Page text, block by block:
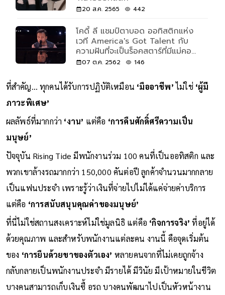
20 ส.ค. 2565 442
โคดี้ ลี แชมป์ตาบอด ออทิสติกแห่ง
เวที America's Got Talent กับ
ความฝันที่จะเป็นร็อคสตาร์ที่มีแม่คอย
ผลักดันให้สำเร็จ
07 ต.ค. 2562 146
ที่สำคัญ… ทุกคนได้รับการปฏิบัติเหมือน ‘มืออาชีพ’ไม่ใช่ ‘ผู้มี
ภาวะพิเศษ’
ผลลัพธ์ที่มากกว่า ‘งาน’ แต่คือ ‘การคืนศักดิ์ศรีความเป็น
มนุษย์’
ปัจจุบัน Rising Tide มีพนักงานร่วม 100 คนที่เป็นออทิสติก และ
พวกเขาล้างรถมากกว่า 150,000 คันต่อปี ลูกค้าจำนวนมากกลาย
เป็นแฟนประจำ เพราะรู้ว่าเงินที่จ่ายไปไม่ได้แค่จ่ายค่าบริการ
แต่คือ ‘การสนับสนุนคุณค่าของมนุษย์’
ที่นี่ไม่ใช่สถานสงเคราะห์ไม่ใช่มูลนิธิ แต่คือ ‘กิจการจริง’ ที่อยู่ได้
ด้วยคุณภาพ และสำหรับพนักงานแต่ละคน งานนี้ คือจุดเริ่มต้น
ของ ‘การยืนด้วยขาของตัวเอง’ หลายคนจากที่ไม่เคยถูกจ้าง
กลับกลายเป็นพนักงานประจำ มีรายได้ มีวินัย มีเป้าหมายในชีวิต
บางคนสามารถเก็บเงินซื้ อรถ บางคนพัฒนาไปเป็นหัวหน้างาน